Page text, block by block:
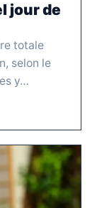
jour de
totale
selon le
y…